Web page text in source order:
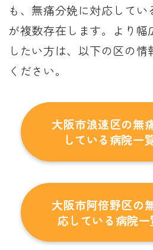
も、無痛分娩に対応してい
が複数存在します。より
したい方は、以下の区の
ください。
大阪市浪速区の無
している病院一
大阪市阿倍野区の
応している病院